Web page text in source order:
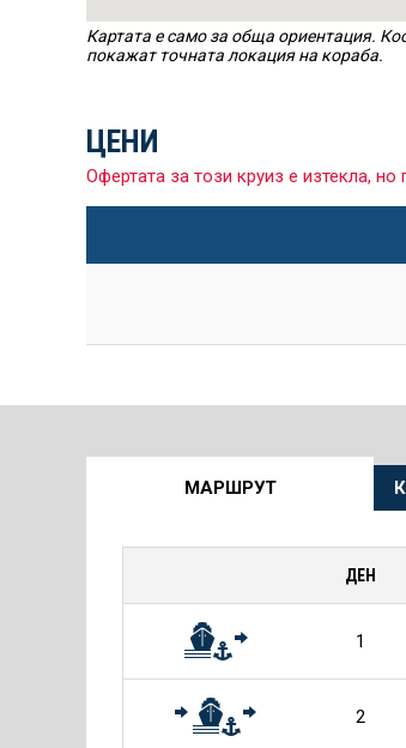
Картата е само за обща ориентация.
покажат точната локация на кораба.
ЦЕНИ
Офертата за този круиз е изтекла,
МАРШРУТ
ДЕН
1
2